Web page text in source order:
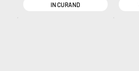
IN CURAND